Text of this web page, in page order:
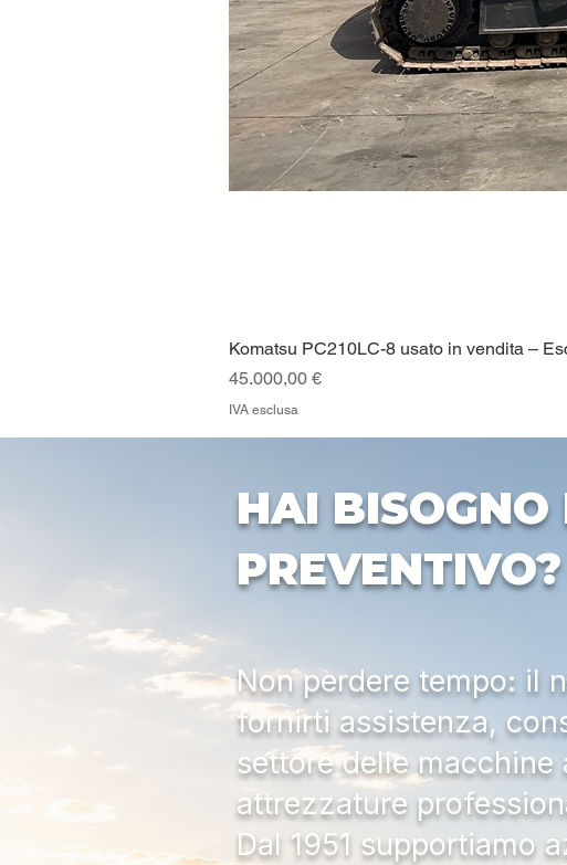
Komatsu PC210LC-8 usato in vendita –
Prezzo
45.000,00 €
IVA esclusa
HAI
PREVENTIVO?
Non perdere tempo: il
fornirti assistenza,
settore delle
attrezzature
Dal 1951 supportiamo